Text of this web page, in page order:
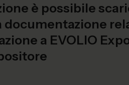
è possibile
documentazione
a EVOLIO